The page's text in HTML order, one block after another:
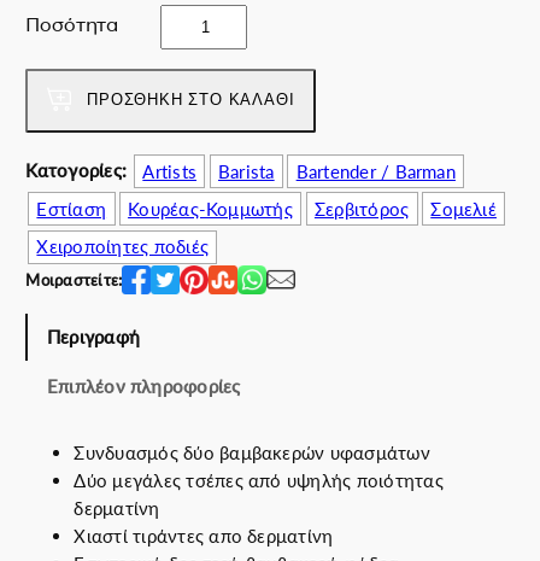
a
s
4
.
0
0
€
ή
ί
ν
ι
:
5
7
.
0
Ποσότητα
r
i
k
a
l
i
f
o
r
n
π
ό
τ
τ
ΠΡΟΣΘΉΚΗ ΣΤΟ ΚΑΛΆΘΙ
Κατογορίες: Artists Barista
Bartender / Barman
Εστίαση
Κουρέας-Κομμωτής Σερβιτόρος
Σομελιέ
Χειροποίητες ποδιές
Μοιραστείτε:
Περιγραφή
Επιπλέον πληροφορίες
Συνδυασμός δύο βαμβακερών υφασμάτων
Δύο μεγάλες τσέπες από υψηλής ποιότητας
δερματίνη
Χιαστί τιράντες απο δερματίνη